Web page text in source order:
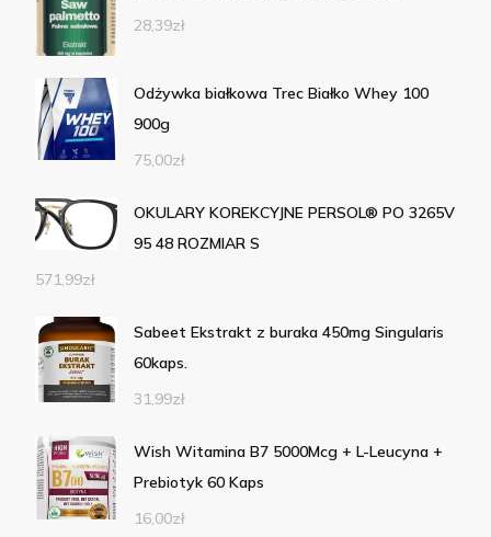
28,39zł
Odżywka białkowa Trec Białko Whey 100
900g
75,00zł
OKULARY KOREKCYJNE PERSOL® PO 3265V
95 48 ROZMIAR S
571,99zł
Sabeet Ekstrakt z buraka 450mg Singularis
60kaps.
31,99zł
Wish Witamina B7 5000Mcg + L-Leucyna +
Prebiotyk 60 Kaps
16,00zł